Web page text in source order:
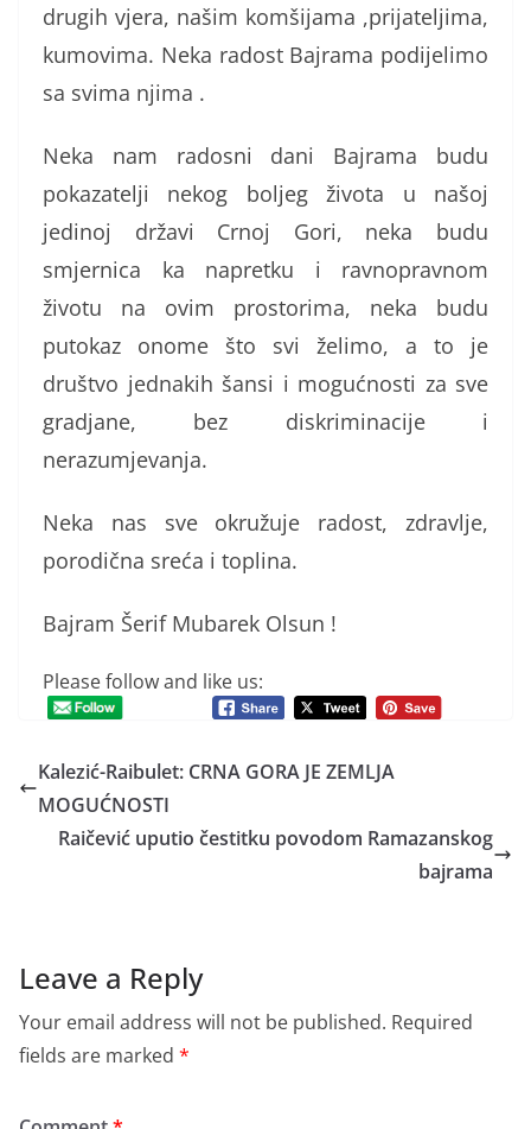
drugih vjera, našim komšijama ,prijateljima,
kumovima. Neka radost Bajrama podijelimo
sa svima njima .
Neka nam radosni dani Bajrama budu
pokazatelji nekog boljeg života u našoj
jedinoj državi Crnoj Gori, neka budu
smjernica ka napretku i ravnopravnom
životu na ovim prostorima, neka budu
putokaz onome što svi želimo, a to je
društvo jednakih šansi i mogućnosti za sve
gradjane, bez diskriminacije i
nerazumjevanja.
Neka nas sve okružuje radost, zdravlje,
porodična sreća i toplina.
Bajram Šerif Mubarek Olsun !
Please follow and like us:
Kalezić-Raibulet: CRNA GORA JE ZEMLJA
MOGUĆNOSTI
Raičević uputio čestitku povodom Ramazanskog
bajrama
Leave a Reply
Your email address will not be published. Required
fields are marked *